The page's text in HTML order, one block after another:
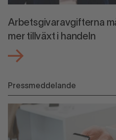
Arbetsgivaravgifterna
mer tillväxt i handeln
Pressmeddelande